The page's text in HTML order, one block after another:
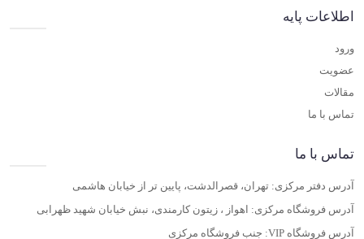
اطلاعات پایه
ورود
عضویت
مقالات
تماس با ما
تماس با ما
آدرس دفتر مرکزی: تهران، قصرالدشت، پایین تر از خیابان هاشمی
آدرس فروشگاه مرکزی: اهواز ، زیتون کارمندی، نبش خیابان شهید ظهرابی
آدرس فروشگاه VIP: جنب فروشگاه مرکزی